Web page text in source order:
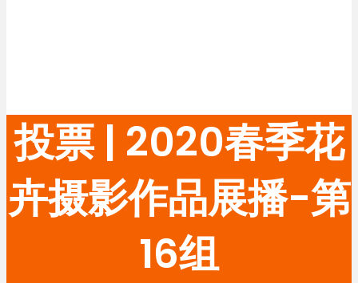
投票 | 2020春季花
卉摄影作品展播-第
16组